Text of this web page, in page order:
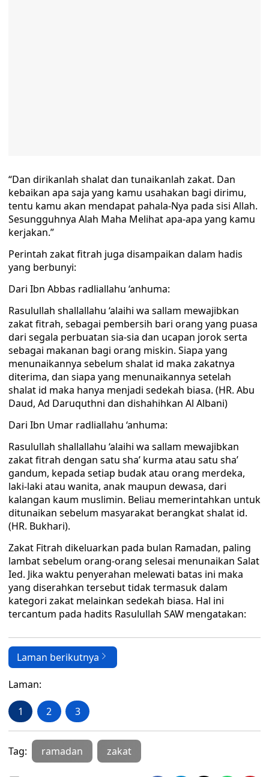
“Dan dirikanlah shalat dan tunaikanlah zakat. Dan
kebaikan apa saja yang kamu usahakan bagi dirimu,
tentu kamu akan mendapat pahala-Nya pada sisi Allah.
Sesungguhnya Alah Maha Melihat apa-apa yang kamu
kerjakan.”
Perintah zakat fitrah juga disampaikan dalam hadis
yang berbunyi:
Dari Ibn Abbas radliallahu ‘anhuma:
Rasulullah shallallahu ‘alaihi wa sallam mewajibkan
zakat fitrah, sebagai pembersih bari orang yang puasa
dari segala perbuatan sia-sia dan ucapan jorok serta
sebagai makanan bagi orang miskin. Siapa yang
menunaikannya sebelum shalat id maka zakatnya
diterima, dan siapa yang menunaikannya setelah
shalat id maka hanya menjadi sedekah biasa. (HR. Abu
Daud, Ad Daruquthni dan dishahihkan Al Albani)
Dari Ibn Umar radliallahu ‘anhuma:
Rasulullah shallallahu ‘alaihi wa sallam mewajibkan
zakat fitrah dengan satu sha’ kurma atau satu sha’
gandum, kepada setiap budak atau orang merdeka,
laki-laki atau wanita, anak maupun dewasa, dari
kalangan kaum muslimin. Beliau memerintahkan untuk
ditunaikan sebelum masyarakat berangkat shalat id.
(HR. Bukhari).
Zakat Fitrah dikeluarkan pada bulan Ramadan, paling
lambat sebelum orang-orang selesai menunaikan Salat
Ied. Jika waktu penyerahan melewati batas ini maka
yang diserahkan tersebut tidak termasuk dalam
kategori zakat melainkan sedekah biasa. Hal ini
tercantum pada hadits Rasulullah SAW mengatakan:
Laman berikutnya
Laman:
1 2 3
Tag: ramadan zakat